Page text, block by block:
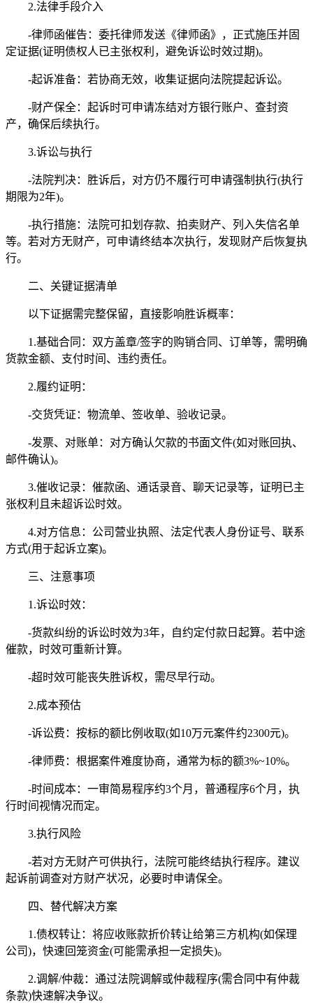
2.法律手段介入
-律师函催告：委托律师发送《律师函》，正式施压并固
定证据(证明债权人已主张权利，避免诉讼时效过期)。
-起诉准备：若协商无效，收集证据向法院提起诉讼。
-财产保全：起诉时可申请冻结对方银行账户、查封资
产，确保后续执行。
3.诉讼与执行
-法院判决：胜诉后，对方仍不履行可申请强制执行(执行
期限为2年)。
-执行措施：法院可扣划存款、拍卖财产、列入失信名单
等。若对方无财产，可申请终结本次执行，发现财产后恢复执
行。
二、关键证据清单
以下证据需完整保留，直接影响胜诉概率：
1.基础合同：双方盖章/签字的购销合同、订单等，需明确
货款金额、支付时间、违约责任。
2.履约证明：
-交货凭证：物流单、签收单、验收记录。
-发票、对账单：对方确认欠款的书面文件(如对账回执、
邮件确认)。
3.催收记录：催款函、通话录音、聊天记录等，证明已主
张权利且未超诉讼时效。
4.对方信息：公司营业执照、法定代表人身份证号、联系
方式(用于起诉立案)。
三、注意事项
1.诉讼时效：
-货款纠纷的诉讼时效为3年，自约定付款日起算。若中途
催款，时效可重新计算。
-超时效可能丧失胜诉权，需尽早行动。
2.成本预估
-诉讼费：按标的额比例收取(如10万元案件约2300元)。
-律师费：根据案件难度协商，通常为标的额3%~10%。
-时间成本：一审简易程序约3个月，普通程序6个月，执
行时间视情况而定。
3.执行风险
-若对方无财产可供执行，法院可能终结执行程序。建议
起诉前调查对方财产状况，必要时申请保全。
四、替代解决方案
1.债权转让：将应收账款折价转让给第三方机构(如保理
公司)，快速回笼资金(可能需承担一定损失)。
2.调解/仲裁：通过法院调解或仲裁程序(需合同中有仲裁
条款)快速解决争议。